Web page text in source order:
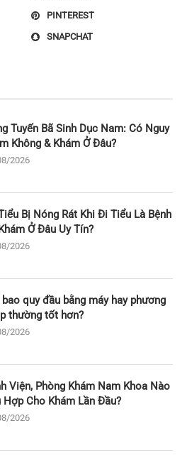
PINTEREST
SNAPCHAT
Tuyến Bã Sinh Dục Nam: Có Nguy
Không & Khám Ở Đâu?
2026
Bị Nóng Rát Khi Đi Tiểu Là Bệnh
Ở Đâu Uy Tín?
2026
quy đầu bằng máy hay phương
thường tốt hơn?
2026
Viện, Phòng Khám Nam Khoa Nào
Hợp Cho Khám Lần Đầu?
2026